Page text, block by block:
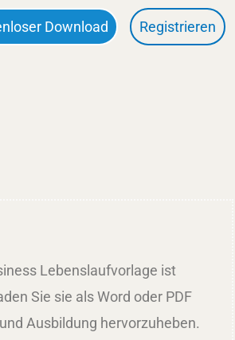
Download Registrieren
Lebenslaufvorlage ist
Sie sie als Word oder PDF
Ausbildung hervorzuheben.